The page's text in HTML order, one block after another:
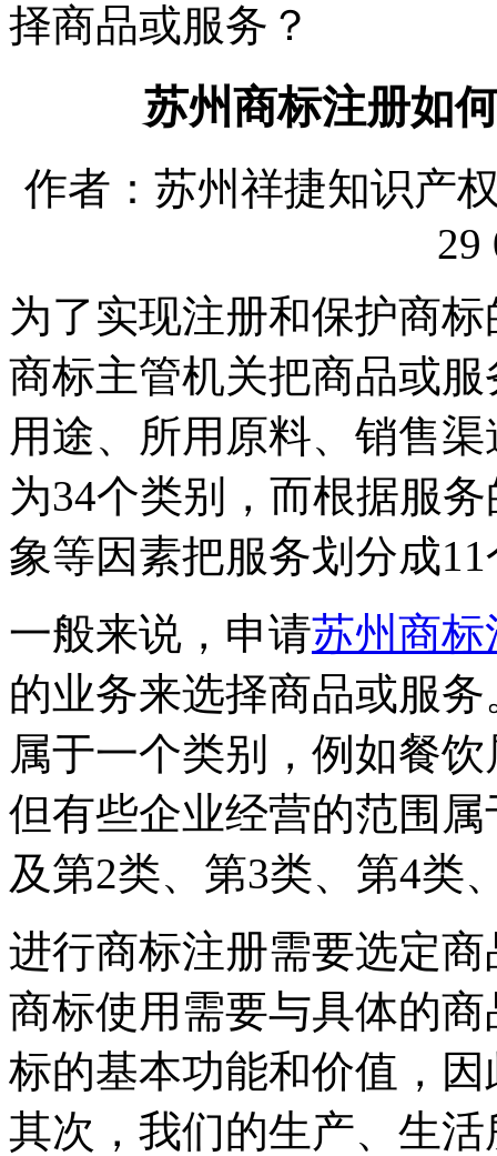
择商品或服务？
苏州商标注册如
作者：苏州祥捷知识产
29
为了实现注册和保护商
商标主管机关把商品或
用途、所用原料、销售
为34个类别，而根据服
象等因素把服务划分成
一般来说，申请苏州商标
的业务来选择商品或服
属于一个类别，例如餐
但有些企业经营的范围
及第2类、第3类、第4类
进行商标注册需要选定
商标使用需要与具体的
标的基本功能和价值，
其次，我们的生产、生